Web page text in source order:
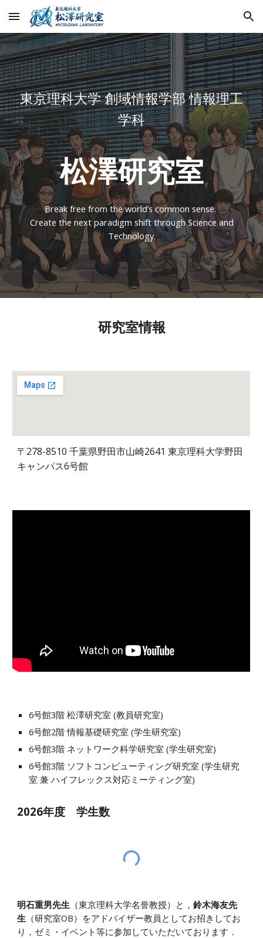
Skip to main content Skip to navigation
東京理科大学 創域情報学部 情報理工
学科
松澤研究室
Break free from the world’s common sense.
Create the next paradigm shift through Science and
Technology.
研究室情報
〒278-8510 千葉県野田市山崎2641 東京理科大学野田
キャンパス6号館
6号館3階 松澤研究室 (教員研究室)
6号館2階 情報基礎研究室 (学生研究室)
6号館3階 ネットワーク科学研究室 (学生研究室)
6号館3階 ソフトコンピューティング研究室 (学生研究
室 兼ハイフレックス対応ミーティング室)
2026年度 学生数
明石重男先生 （東京理科大学名誉教授）と，鈴木海友先
生 （研究室OB）をアドバイザー教員としてお招きしてお
り，ゼミ・イベント等に参加していただいております．